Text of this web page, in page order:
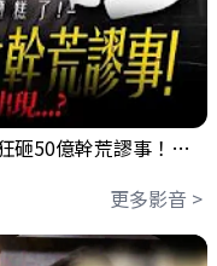
【出事啦】美國淪小偷！？聯手日本狂砸50億幹荒謬事！美元急殺黃金噴發，外資準備血洗台股！？｜ Mr.永年 李｜ 盤後講股 Mr.永年 李 2026 / 08 / 06
更多影音 >